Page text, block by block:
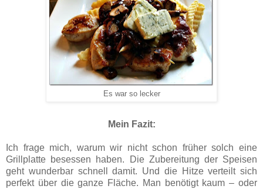
Es war so lecker
Mein Fazit:
Ich frage mich, warum wir nicht schon früher solch eine
Grillplatte besessen haben. Die Zubereitung der Speisen
geht wunderbar schnell damit. Und die Hitze verteilt sich
perfekt über die ganze Fläche. Man benötigt kaum – oder